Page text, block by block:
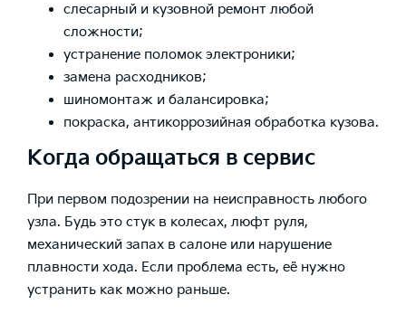
слесарный и кузовной ремонт любой
сложности;
устранение поломок электроники;
замена расходников;
шиномонтаж и балансировка;
покраска, антикоррозийная обработка кузова.
Когда обращаться в сервис
При первом подозрении на неисправность любого
узла. Будь это стук в колесах, люфт руля,
механический запах в салоне или нарушение
плавности хода. Если проблема есть, её нужно
устранить как можно раньше.